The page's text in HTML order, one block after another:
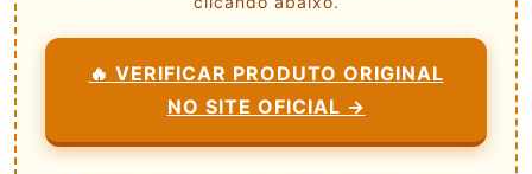
🔥 VERIFICAR PRODUTO ORIGINAL
NO SITE OFICIAL →